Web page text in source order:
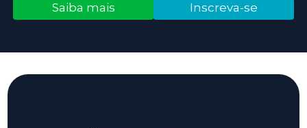
Saiba mais Inscreva-se